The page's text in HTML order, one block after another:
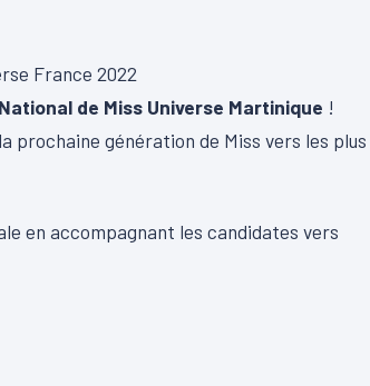
France 2022
de Miss Universe Martinique !
prochaine génération de Miss vers les plus
en accompagnant les candidates vers